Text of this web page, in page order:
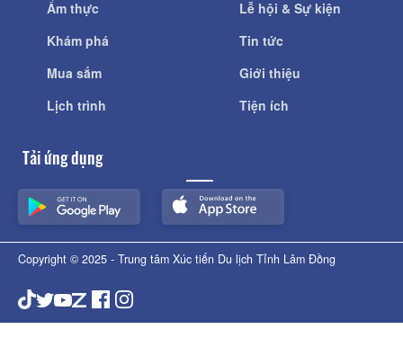
Ẩm thực
Khám phá
Mua sắm
Lịch trình
Lễ hội & Sự kiện
Tin tức
Giới thiệu
Tiện ích
Tải ứng dụng
Copyright © 2025 - Trung tâm Xúc tiến Du lịch Tỉnh Lâm Đồng